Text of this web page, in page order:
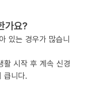
가요?
있는 경우가 많습니
활 시작 후 계속 신경
큽니다.